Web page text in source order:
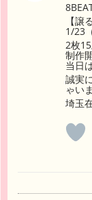
【譲
1/23
2枚
制作
当日
誠実
ゃい
埼玉